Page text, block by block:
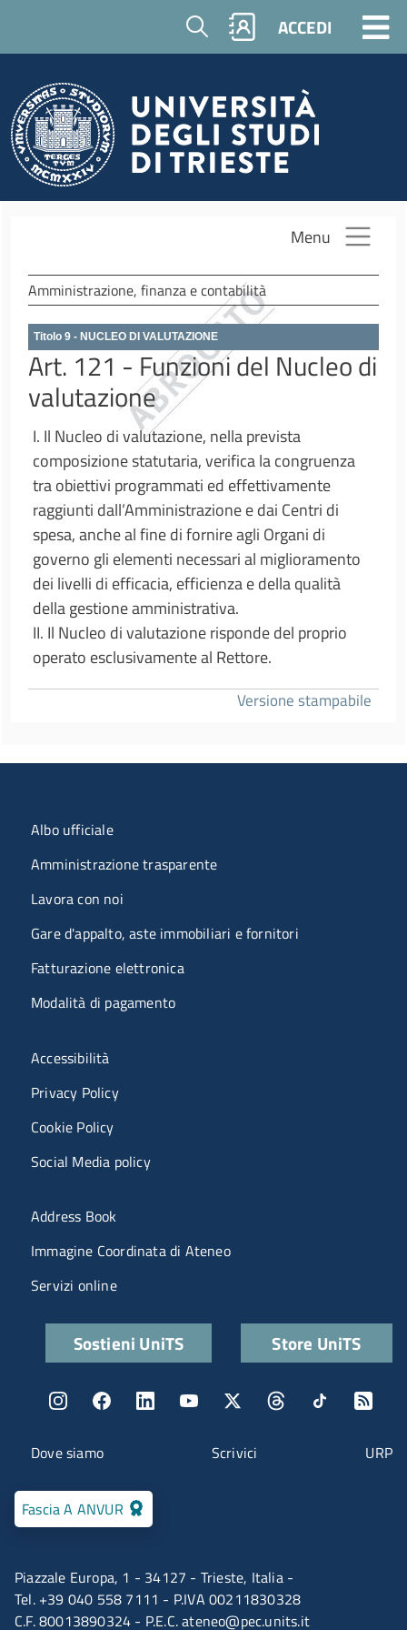
Salta al contenuto principale
Cerca ACCEDI
Menu
Amministrazione, finanza e contabilità
Titolo 9 - NUCLEO DI VALUTAZIONE
Art. 121 - Funzioni del Nucleo di
valutazione
I. Il Nucleo di valutazione, nella prevista
composizione statutaria, verifica la congruenza
tra obiettivi programmati ed effettivamente
raggiunti dall’Amministrazione e dai Centri di
spesa, anche al fine di fornire agli Organi di
governo gli elementi necessari al miglioramento
dei livelli di efficacia, efficienza e della qualità
della gestione amministrativa.
II. Il Nucleo di valutazione risponde del proprio
operato esclusivamente al Rettore.
Versione stampabile
Piazzale Europa, 1 - 34127 - Trieste, Italia -
Tel. +39 040 558 7111 - P.IVA 00211830328
C.F. 80013890324 - P.E.C.ateneo@pec.units.it
Fascia A ANVUR
Menu contatti
Dove siamo Scrivici URP
Menu organizzazione
Albo ufficiale
Amministrazione trasparente
Lavora con noi
Gare d'appalto, aste immobiliari e fornitori
Fatturazione elettronica
Modalità di pagamento
Menù riferimenti
Accessibilità
Privacy Policy
Cookie Policy
Social Media policy
Menu portale
Address Book
Immagine Coordinata di Ateneo
Servizi online
Quick linksSostieni UniTS Store UniTS
Menu social